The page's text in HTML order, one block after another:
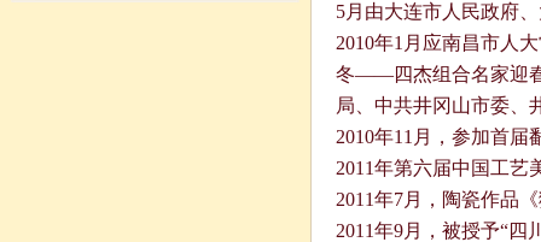
5月由大连市人民政府
2010年1月应南昌市人
冬——四杰组合名家迎
局、中共井冈山市委、
2010年11月，参加首届
2011年第六届中国工艺
2011年7月，陶瓷作品
2011年9月，被授予“四